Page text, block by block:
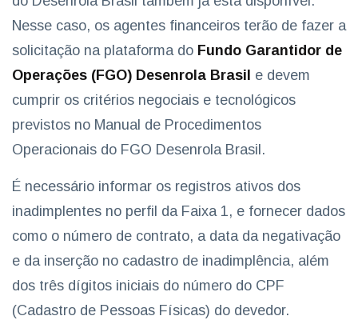
Nesse caso, os agentes financeiros terão de fazer a
solicitação na plataforma do Fundo Garantidor de
Operações (FGO) Desenrola Brasil e devem
cumprir os critérios negociais e tecnológicos
previstos no Manual de Procedimentos
Operacionais do FGO Desenrola Brasil.
É necessário informar os registros ativos dos
inadimplentes no perfil da Faixa 1, e fornecer dados
como o número de contrato, a data da negativação
e da inserção no cadastro de inadimplência, além
dos três dígitos iniciais do número do CPF
(Cadastro de Pessoas Físicas) do devedor.